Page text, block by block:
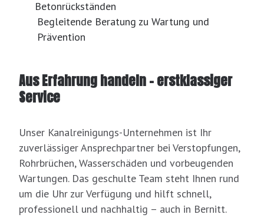
Betonrückständen
Begleitende Beratung zu Wartung und
Prävention
Aus Erfahrung handeln – erstklassiger
Service
Unser Kanalreinigungs-Unternehmen ist Ihr
zuverlässiger Ansprechpartner bei Verstopfungen,
Rohrbrüchen, Wasserschäden und vorbeugenden
Wartungen. Das geschulte Team steht Ihnen rund
um die Uhr zur Verfügung und hilft schnell,
professionell und nachhaltig – auch in Bernitt.